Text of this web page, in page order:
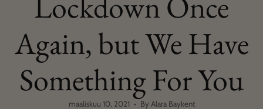
Again, but We Have
Something For You
maaliskuu 10, 2021 By Alara Baykent